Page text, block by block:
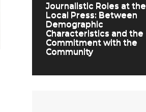
Journalistic Roles at the
Local Press: Between
Demographic
Characteristics and the
Commitment with the
Community